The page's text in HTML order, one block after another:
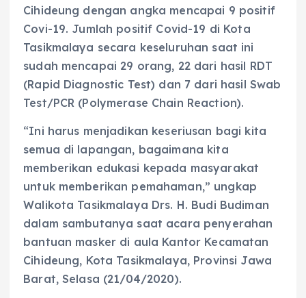
Cihideung dengan angka mencapai 9 positif
Covi-19. Jumlah positif Covid-19 di Kota
Tasikmalaya secara keseluruhan saat ini
sudah mencapai 29 orang, 22 dari hasil RDT
(Rapid Diagnostic Test) dan 7 dari hasil Swab
Test/PCR (Polymerase Chain Reaction).
“Ini harus menjadikan keseriusan bagi kita
semua di lapangan, bagaimana kita
memberikan edukasi kepada masyarakat
untuk memberikan pemahaman,” ungkap
Walikota Tasikmalaya Drs. H. Budi Budiman
dalam sambutanya saat acara penyerahan
bantuan masker di aula Kantor Kecamatan
Cihideung, Kota Tasikmalaya, Provinsi Jawa
Barat, Selasa (21/04/2020).